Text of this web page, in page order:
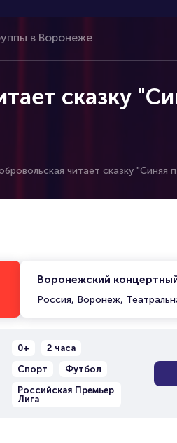
сказку
читает сказку "Синяя
Воронежский
Россия, Воронеж,
0+
2 часа
Спорт
Футбол
Российская Премьер
Лига